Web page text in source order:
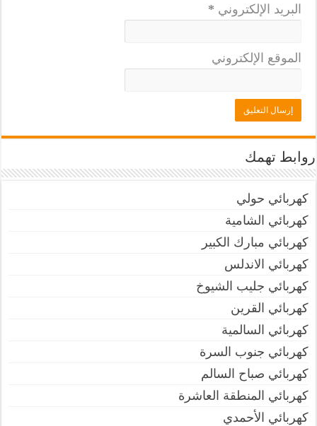
البريد الإلكتروني *
الموقع الإلكتروني
روابط تهمك
كهربائي حولي
كهربائي الشامية
كهربائي مبارك الكبير
كهربائي الاندلس
كهربائي جليب الشيوخ
كهربائي القرين
كهربائي السالمية
كهربائي جنوب السرة
كهربائي صباح السالم
كهربائي المنطقة العاشرة
كهربائي الأحمدي